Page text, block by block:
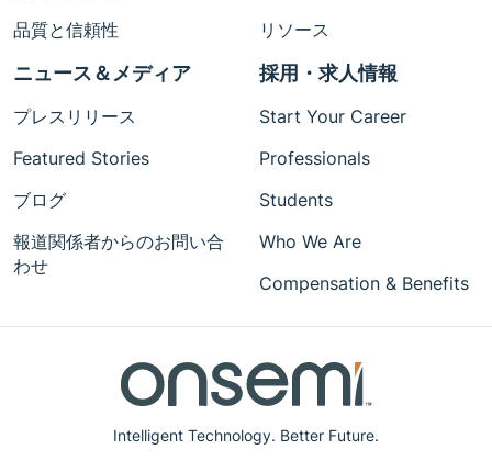
Intelligent Technology. Better Future.
品質と信頼性
リソース
ニュース＆メディア
プレスリリース
Featured Stories
ブログ
報道関係者からのお問い合
わせ
採用・求人情報
Start Your Career
Professionals
Students
Who We Are
Compensation & Benefits